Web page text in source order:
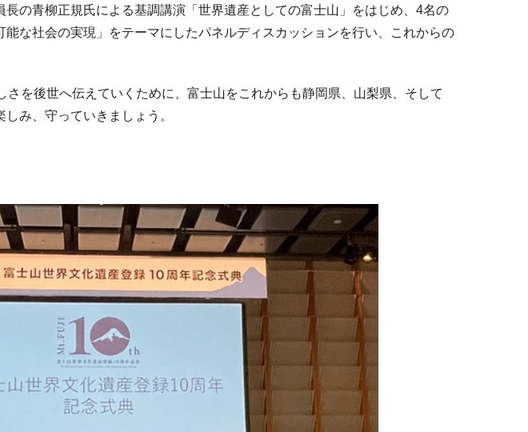
の青柳正規氏による基調講演「世界遺産としての富士山」をはじめ、4名の
な社会の実現」をテーマにしたパネルディスカッションを行い、これからの
を後世へ伝えていくために、富士山をこれからも静岡県、山梨県、そして
み、守っていきましょう。